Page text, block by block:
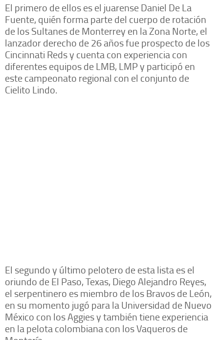
El primero de ellos es el juarense Daniel De La
Fuente, quién forma parte del cuerpo de rotación
de los Sultanes de Monterrey en la Zona Norte, el
lanzador derecho de 26 años fue prospecto de los
Cincinnati Reds y cuenta con experiencia con
diferentes equipos de LMB, LMP y participó en
este campeonato regional con el conjunto de
Cielito Lindo.
El segundo y último pelotero de esta lista es el
oriundo de El Paso, Texas, Diego Alejandro Reyes,
el serpentinero es miembro de los Bravos de León,
en su momento jugó para la Universidad de Nuevo
México con los Aggies y también tiene experiencia
en la pelota colombiana con los Vaqueros de